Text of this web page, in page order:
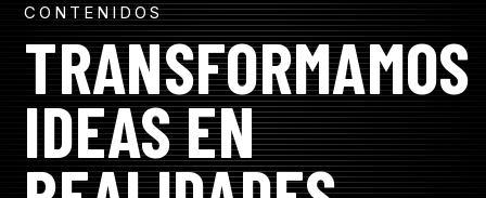
CONTENIDOS
TRANSFORMAMOS
IDEAS EN